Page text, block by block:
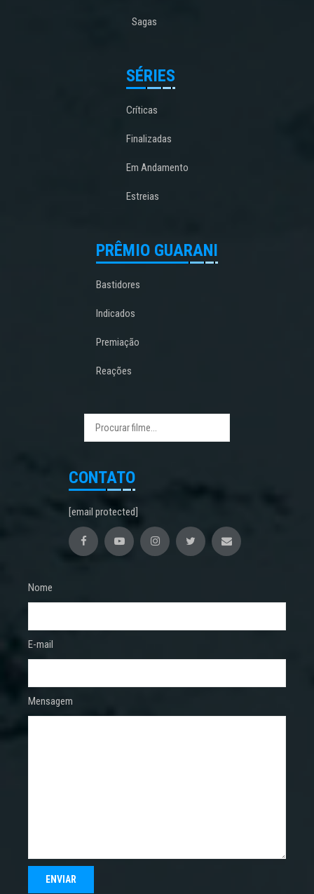
Sagas
SÉRIES
Críticas
Finalizadas
Em Andamento
Estreias
PRÊMIO GUARANI
Bastidores
Indicados
Premiação
Reações
CONTATO
[email protected]
Nome
E-mail
Mensagem